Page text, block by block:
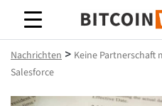
Bitcoin-
Nachrichten > Keine Partnerschaft
Salesforce